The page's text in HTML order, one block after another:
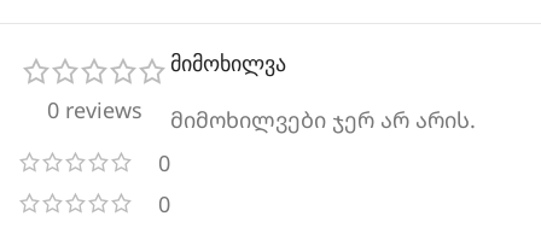
0 reviews
0
0
მიმოხილვა
მიმოხილვები ჯერ არ არის.